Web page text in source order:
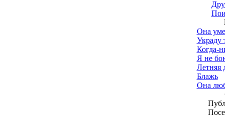
Она
Украду
Когда-
Я не
Летняя
Блажь
Она